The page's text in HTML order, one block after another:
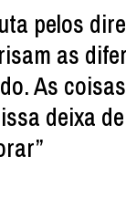
pelos
as
As
deixa